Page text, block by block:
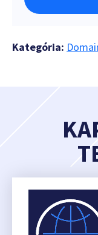
Kategória: